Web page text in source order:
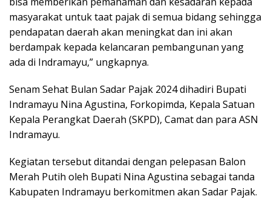
masyarakat untuk taat pajak di semua bidang sehingga
pendapatan daerah akan meningkat dan ini akan
berdampak kepada kelancaran pembangunan yang
ada di Indramayu,” ungkapnya.
Senam Sehat Bulan Sadar Pajak 2024 dihadiri Bupati
Indramayu Nina Agustina, Forkopimda, Kepala Satuan
Kepala Perangkat Daerah (SKPD), Camat dan para ASN
Indramayu.
Kegiatan tersebut ditandai dengan pelepasan Balon
Merah Putih oleh Bupati Nina Agustina sebagai tanda
Kabupaten Indramayu berkomitmen akan Sadar Pajak.